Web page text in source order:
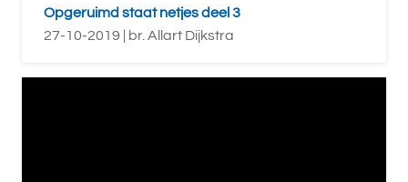
Opgeruimd staat netjes deel 3
27-10-2019 | br. Allart Dijkstra